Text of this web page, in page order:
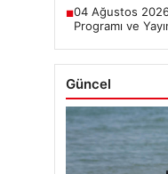
■04 Ağustos
Programı ve
Güncel